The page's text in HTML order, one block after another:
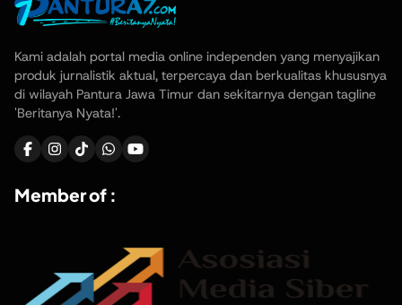
Kami adalah portal media online independen yang menyajikan
produk jurnalistik aktual, terpercaya dan berkualitas khususnya
di wilayah Pantura Jawa Timur dan sekitarnya dengan tagline
'Beritanya Nyata!'.
Member of :